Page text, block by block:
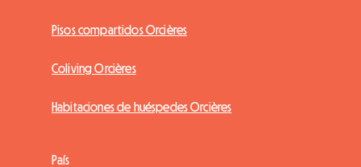
Pisos compartidos Orcières
Coliving Orcières
Habitaciones de huéspedes Orcières
País